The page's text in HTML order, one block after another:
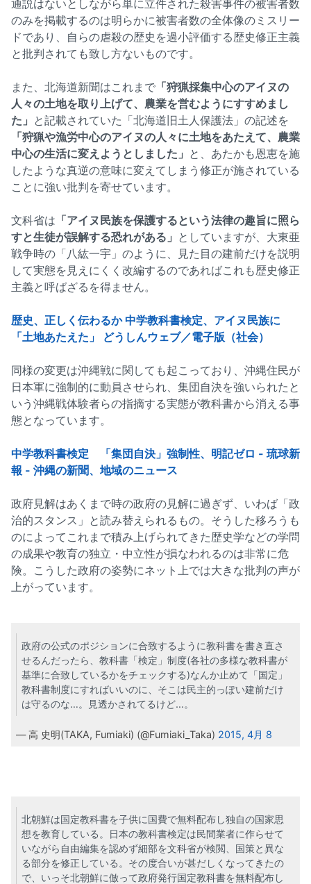
通説はないとしながら単に立件された殺害事件の被害者数
のみを掲載するのは明らかに被害者数の全体像のミスリー
ドであり、自らの虐殺の歴史を過小評価する歴史修正主義
と批判されても致し方ないものです。
また、北海道新聞はこれまで 「狩猟採集中心のアイヌの
人々の土地を取り上げて、農業を営むようにすすめまし
た」 と記載されていた「北海道旧土人保護法」の記述を
「狩猟や漁労中心のアイヌの人々に土地をあたえて、農業
中心の生活に変えようとしました」 と、あたかも恩恵を施
したような真逆の意味に変えてしまう修正が施されている
ことに強い批判を寄せています。
文科省は 「アイヌ民族を保護するという法律の趣旨に照ら
すと生徒が誤解する恐れがある」 としていますが、大東亜
戦争時の「八紘一宇」のように、見た目の建前だけを説明
して実態を見えにくく改編するのであればこれも歴史修正
主義と呼ばざるを得ません。
歴史、正しく伝わるか 中学教科書検定、アイヌ民族に
「土地あたえた」 どうしんウェブ／電子版（社会）
同様の変更は沖縄戦に関しても起こっており、沖縄住民が
日本軍に強制的に動員させられ、集団自決を強いられたと
いう沖縄戦体験者らの指摘する実態が教科書から消える事
態となっています。
中学教科書検定 「集団自決」強制性、明記ゼロ - 琉球新
報 - 沖縄の新聞、地域のニュース
政府見解はあくまで時の政府の見解に過ぎず、いわば「政
治的スタンス」と読み替えられるもの。そうした移ろうも
のによってこれまで積み上げられてきた歴史学などの学問
の成果や教育の独立・中立性が損なわれるのは非常に危
険。こうした政府の姿勢にネット上では大きな批判の声が
上がっています。
政府の公式のポジションに合致するように教科書を書き直さ
せるんだったら、教科書「検定」制度(各社の多様な教科書が
基準に合致しているかをチェックする)なんか止めて「国定」
教科書制度にすればいいのに、そこは民主的っぽい建前だけ
は守るのな…。見透かされてるけど…。
— 高 史明(TAKA, Fumiaki) (@Fumiaki_Taka) 2015, 4月 8
北朝鮮は国定教科書を子供に国費で無料配布し独自の国家思
想を教育している。日本の教科書検定は民間業者に作らせて
いながら自由編集を認めず細部を文科省が検閲、国策と異な
る部分を修正している。その度合いが甚だしくなってきたの
で、いっそ北朝鮮に倣って政府発行国定教科書を無料配布し